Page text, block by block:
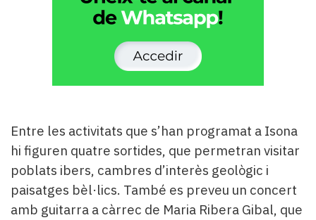
Entre les activitats que s’han programat a Isona
hi figuren quatre sortides, que permetran visitar
poblats ibers, cambres d’interès geològic i
paisatges bèl·lics. També es preveu un concert
amb guitarra a càrrec de Maria Ribera Gibal, que